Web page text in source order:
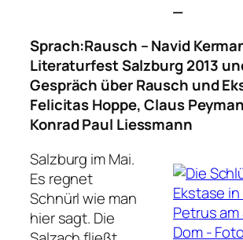
—
Sprach:Rausch – Navid
Literaturfest Salzburg 2013
Gespräch über Rausch und
Felicitas Hoppe, Claus
Konrad Paul Liessmann
Salzburg im Mai.
Es regnet
Schnürl wie man
hier sagt. Die